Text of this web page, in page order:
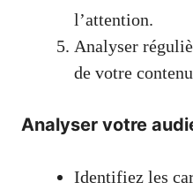
l’attention.
Analyser
de votre
Analyser votre
Identifiez les